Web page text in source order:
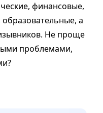
финансовые,
а
Не проще
проблемами,